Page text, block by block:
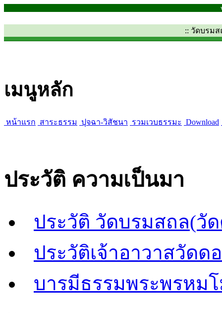
:: วัดบรม
เมนูหลัก
หน้าแรก สาระธรรม ปุจฉา-วิสัชนา รวมเวบธรรมะ Download
ประวัติ ความเป็นมา
ประวัติ วัดบรมสถล(วั
ประวัติเจ้าอาวาสวัดด
บารมีธรรมพระพรหม